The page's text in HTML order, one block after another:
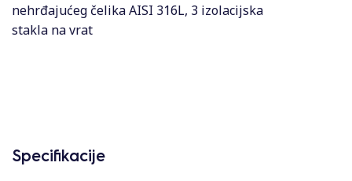
nehrđajućeg čelika AISI 316L, 3 izolacijska
stakla na vrat
Specifikacije